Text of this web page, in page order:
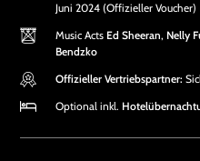
Juni 2024 (Offizieller Voucher)
Music Acts Ed Sheeran, Nelly
Bendzko
Offizieller Vertriebspartner:
Optional inkl.